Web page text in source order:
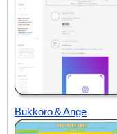
Bukkoro＆Ange